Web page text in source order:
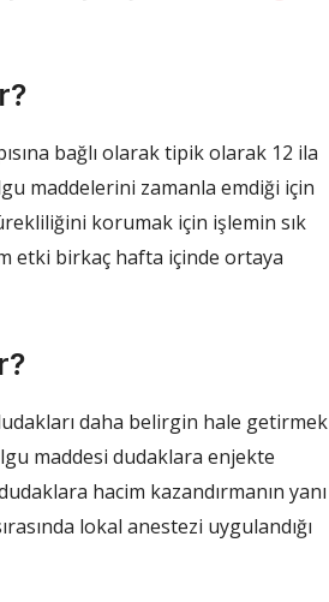
bağlı olarak tipik olarak 12 ila
maddelerini zamanla emdiği için
korumak için işlemin sık
etki birkaç hafta içinde ortaya
daha belirgin hale getirmek
maddesi dudaklara enjekte
hacim kazandırmanın yanı
lokal anestezi uygulandığı